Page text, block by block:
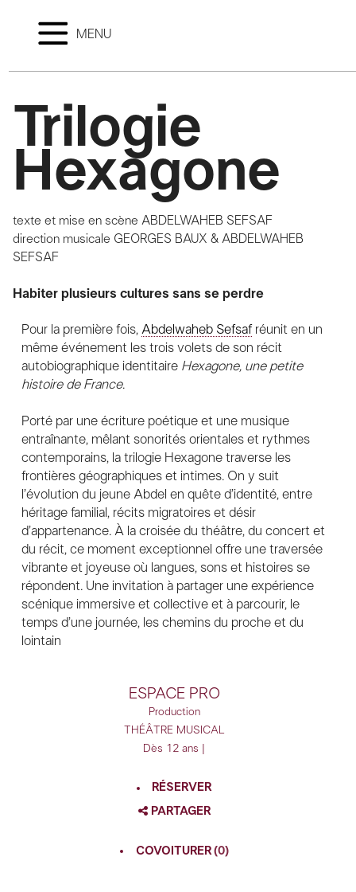
MENU
Trilogie
Hexagone
texte et mise en scène ABDELWAHEB SEFSAF
direction musicale GEORGES BAUX & ABDELWAHEB
SEFSAF
Habiter plusieurs cultures sans se perdre
Pour la première fois, Abdelwaheb Sefsafréunit en un
même événement les trois volets de son récit
autobiographique identitaire Hexagone, une petite
histoire de France.
Porté par une écriture poétique et une musique
entraînante, mêlant sonorités orientales et rythmes
contemporains, la trilogie Hexagone traverse les
frontières géographiques et intimes. On y suit
l’évolution du jeune Abdel en quête d’identité, entre
héritage familial, récits migratoires et désir
d’appartenance. À la croisée du théâtre, du concert et
du récit, ce moment exceptionnel offre une traversée
vibrante et joyeuse où langues, sons et histoires se
répondent. Une invitation à partager une expérience
scénique immersive et collective et à parcourir, le
temps d’une journée, les chemins du proche et du
lointain
ESPACE PRO
Production
THÉÂTRE MUSICAL
Dès 12 ans |
RÉSERVER
PARTAGER
COVOITURER(0)